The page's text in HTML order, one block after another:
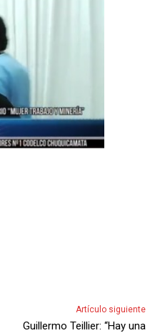
Artículo siguiente
Guillermo Teillier: “Hay una